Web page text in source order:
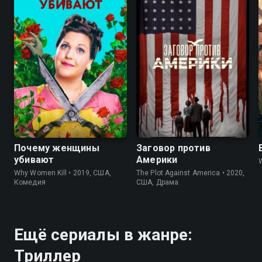
8.3 8.3
Почему женщины
убивают
Why Women Kill • 2019, США,
Комедия
6.7 7.3
Заговор против
Америки
The Plot Against America • 2020,
США, Драма
Ещё сериалы в жанре:
Триллер